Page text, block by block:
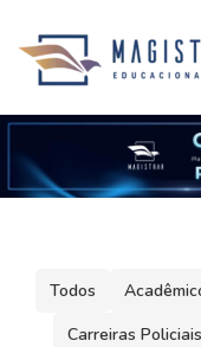
Todos
Carreiras Policiais